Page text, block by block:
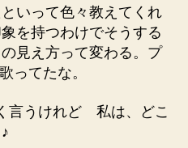
いって色々教えてくれ
を持つわけでそうする
見え方って変わる。プ
ってたな。
言うけれど 私は、どこ